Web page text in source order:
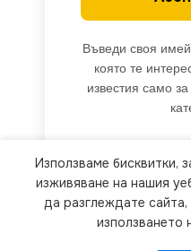
Въведи своя
която те
известия само
We use cookies to
website. By browsing
our use of
Използваме бисквитки,
изживяване на нашия
да разглеждате сайта,
използването